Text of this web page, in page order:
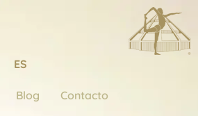
ES
Blog Contacto